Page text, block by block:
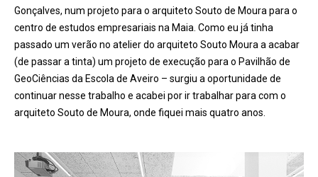
Gonçalves, num projeto para o arquiteto Souto de Moura para o
centro de estudos empresariais na Maia. Como eu já tinha
passado um verão no atelierdo arquiteto Souto Moura a acabar
(de passar a tinta) um projeto de execução para o Pavilhão de
GeoCiências da Escola de Aveiro – surgiu a oportunidade de
continuar nesse trabalho e acabei por ir trabalhar para com o
arquiteto Souto de Moura, onde fiquei mais quatro anos.